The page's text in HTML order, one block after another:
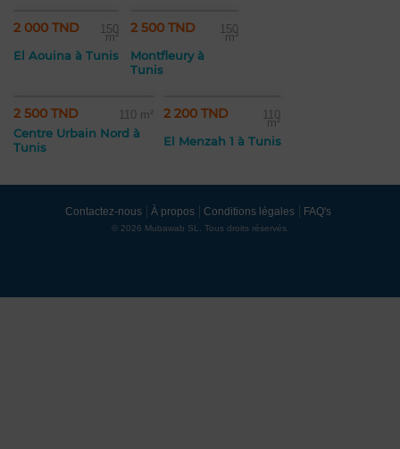
2 000 TND 150
m²
El Aouina à Tunis
2 500 TND 150
m²
Montfleury à
Tunis
2 500 TND 110 m²
Centre Urbain Nord à
Tunis
2 200 TND 110
m²
El Menzah 1 à Tunis
Contactez-nous À propos Conditions légales FAQ's
© 2026 Mubawab SL. Tous droits réservés.